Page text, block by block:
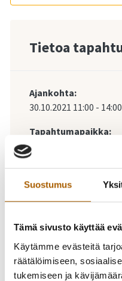
Suostumus
Tämä sivusto käyttää
Käytämme evästeitä
räätälöimiseen,
tukemiseen ja
Tietoa
Ajankohta:
30.10.2021 11:00 - 14:00
Tapahtumapaikka:
-30.10.202111:00-14:00
Tyrnävän